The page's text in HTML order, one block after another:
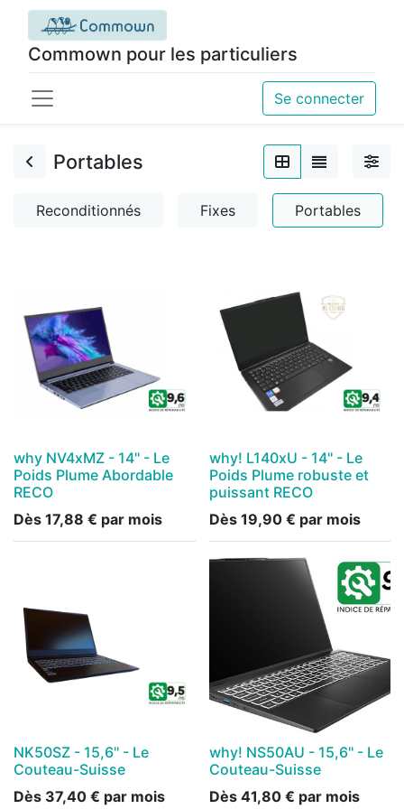
Commown pour les particuliers
Se connecter
Portables
Reconditionnés Fixes Portables
why NV4xMZ - 14" - Le
Poids Plume Abordable
RECO
Dès 17,88 € par mois
why! L140xU - 14'' - Le
Poids Plume robuste et
puissant RECO
Dès 19,90€ par mois
NK50SZ - 15,6'' - Le
Couteau-Suisse
Dès 37,40 € par mois
why! NS50AU - 15,6'' - Le
Couteau-Suisse
Dès 41,80€ par mois